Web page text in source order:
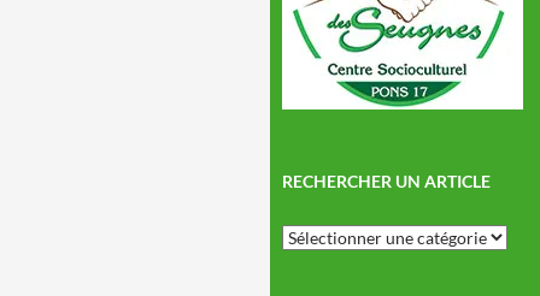
RECHERCHER UN ARTICLE
Rechercher
un